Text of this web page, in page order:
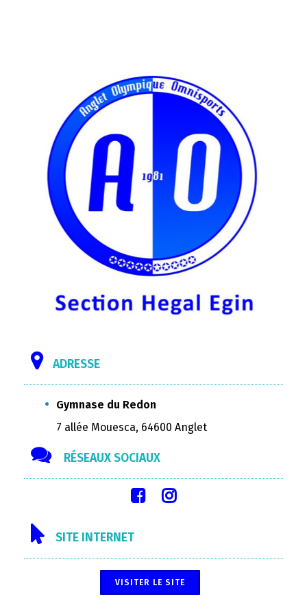
ADRESSE
Gymnase du Redon
7 allée Mouesca, 64600 Anglet
RÉSEAUX SOCIAUX
SITE INTERNET
VISITER LE SITE